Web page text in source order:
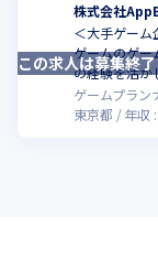
株式会社
＜大手ゲーム
ゲームのゲー
の経験を活か
ゲームプラン
東京都
年収 :
この求人は募集終